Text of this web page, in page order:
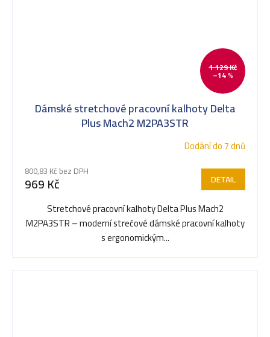
1 129 Kč
–14 %
Dámské stretchové pracovní kalhoty Delta
Plus Mach2 M2PA3STR
Dodání do 7 dnů
800,83 Kč bez DPH
969 Kč DETAIL
Stretchové pracovní kalhoty Delta Plus Mach2
M2PA3STR – moderní strečové dámské pracovní kalhoty
s ergonomickým...